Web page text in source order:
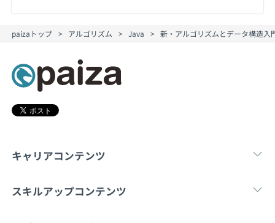
paizaトップ アルゴリズム Java 新・アルゴリズムとデータ構造入
キャリアコンテンツ
転職・キャリア 新卒就
スキルアップコンテンツ